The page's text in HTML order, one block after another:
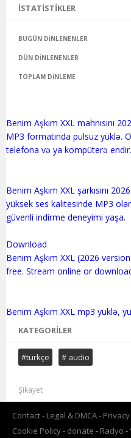
İSTATISTIKLER
BUGÜN DINLENENLER
DÜN DINLENENLER
TOPLAM DINLEME
Benim Aşkım XXL mahnısını
MP3 formatında pulsuz yüklə.
telefona və ya kompüterə endir.
Benim Aşkım XXL şarkısını
yüksek ses kalitesinde MP3
güvenli indirme deneyimi yaşa.
Download
Benim Aşkım XXL (2026
free. Stream online or
KATEGORILER
#türkçe # audio
Şikayet
Contact Legal & DMCA
Cookie Policy
donate Radyo